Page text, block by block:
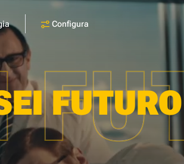
Configura
FUTURO